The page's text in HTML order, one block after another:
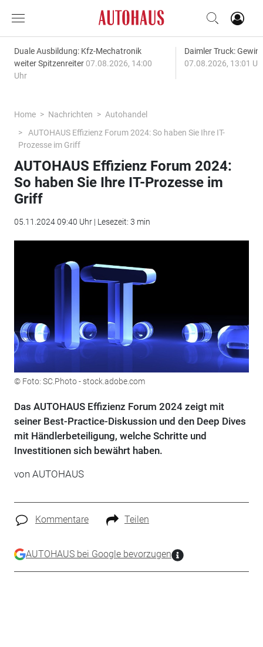
Duale Ausbildung: Kfz-Mechatronik
weiter Spitzenreiter 07.08.2026, 14:00
Uhr
Daimler Truck:
07.08.2026, 13:01
Home Nachrichten
Autohandel
AUTOHAUS Effizienz Forum 2024: So haben Sie Ihre IT-
Prozesse im Griff
AUTOHAUS Effizienz Forum 2024:
So haben Sie Ihre IT-Prozesse im
Griff
05.11.2024 09:40 Uhr | Lesezeit: 3 min
© Foto: SC.Photo - stock.adobe.com
Das AUTOHAUS Effizienz Forum 2024 zeigt mit
seiner Best-Practice-Diskussion und den Deep Dives
mit Händlerbeteiligung, welche Schritte und
Investitionen sich bewährt haben.
von AUTOHAUS
Kommentare Teilen
AUTOHAUS bei Google bevorzugen